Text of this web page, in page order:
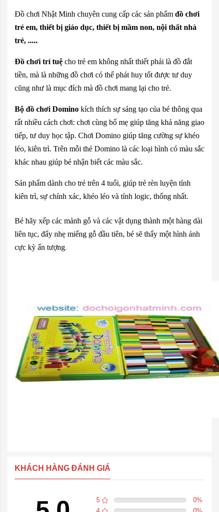
Đồ chơi Nhật Minh chuyên cung cấp các sản phẩm đồ chơi
trẻ em, thiết bị giáo dục, thiết bị mầm non, nội thất nhà
trẻ, .....
Đồ chơi trí tuệ cho trẻ em không nhất thiết phải là đồ đắt
tiền, mà là những đồ chơi có thể phát huy tốt được tư duy
cũng như là mục đích mà đồ chơi mang lại cho trẻ.
Bộ đồ chơi Domino kích thích sự sáng tạo của bé thông qua
rất nhiều cách chơi: chơi cùng bố mẹ giúp tăng khả năng giao
tiếp, tư duy học tập. Chơi Domino giúp tăng cường sự khéo
léo, kiên trì. Trên mỗi thẻ Domino là các loại hình có màu sắc
khác nhau giúp bé nhận biết các màu sắc.
Sản phẩm dành cho trẻ trên 4 tuổi, giúp trẻ rèn luyện tính
kiên trì, sự chính xác, khéo léo và tính logic, thống nhất.
Bé hãy xếp các mảnh gỗ và các vật dụng thành một hàng dài
liên tục, đẩy nhẹ miếng gỗ đầu tiên, bé sẽ thấy một hình ảnh
cực kỳ ấn tượng
KHÁCH HÀNG ĐÁNH GIÁ
5 0%